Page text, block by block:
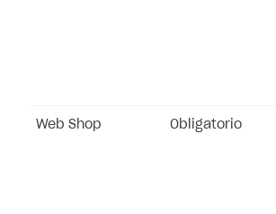
Web Shop Obligatorio